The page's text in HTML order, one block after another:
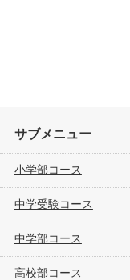
サブメニュー
小学部コース
中学受験コース
中学部コース
高校部コース